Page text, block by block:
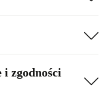
i zgodności